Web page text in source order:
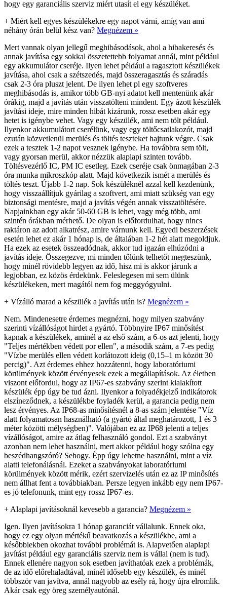
hogy egy garanciális szerviz miért utasít el egy készüléket.
+ Miért kell egyes készülékekre egy napot várni, amíg van ami
néhány órán belül kész van? Megnézem »
Mert vannak olyan jellegű meghibásodások, ahol a hibakeresés és
annak javítása egy sokkal összetettebb folyamat annál, mint például
egy akkumulátor cseréje. Ilyen lehet például a ragasztott készülékek
javítása, ahol csak a szétszedés, majd összeragasztás és száradás
csak 2-3 óra pluszt jelent. De ilyen lehet pl egy szoftveres
meghibásodás is, amikor több GB-nyi adatot kell mentenünk akár
órákig, majd a javítás után visszatölteni mindent. Egy ázott készülék
javítási ideje, mire minden hibát kizárunk, rossz esetben akár egy
hetet is igénybe vehet. Vagy egy készülék, ami nem tölt például.
Ilyenkor akkumulátort cserélünk, vagy egy töltőcsatlakozót, majd
ezután közvetlenül merülés és töltés teszteket hajtunk végre. Csak
ezek a tesztek 1-2 napot vesznek igénybe. Ha továbbra sem tölt,
vagy gyorsan merül, akkor nézzük alaplapi szinten tovább.
Töltésvezérlő IC, PM IC esetleg. Ezek cseréje csak önmagában 2-3
óra munka mikroszkóp alatt. Majd következik ismét a merülés és
töltés teszt. Újabb 1-2 nap. Sok készüléknél azzal kell kezdenünk,
hogy visszaállítjuk gyárilag a szoftvert, ami miatt szükség van egy
biztonsági mentésre, majd a javítás végén annak visszatöltésére.
Napjainkban egy akár 50-60 GB is lehet, vagy még több, ami
szintén órákban mérhető. De olyan is előfordulhat, hogy nincs
raktáron az adott alkatrész, amire várnunk kell. Egyedi beszerzések
esetén lehet ez akár 1 hónap is, de általában 1-2 hét alatt megoldjuk.
Ha ezek az esetek összeadódnak, akkor tud igazán elhúzódni a
javítás ideje. Összegezve, mi minden tőlünk telhetőt megteszünk,
hogy minél rövidebb legyen az idő, hisz mi is akkor járunk a
legjobban, ez közös érdekünk. Feleslegesen mi sem ülünk
készülékeken, mert magától nem fog meggyógyulni.
+ Vízálló marad a készülék a javítás után is? Megnézem »
Nem. Mindenesetre érdemes megnézni, hogy milyen szabvány
szerinti vízállóságot hirdet a gyártó. Többnyire IP67 minősítést
kapnak a készülékek, aminél a az első szám, a 6-os azt jelenti, hogy
"Teljes mértékben védett por ellen", a második szám, a 7-es pedig
"Vízbe merülés ellen védett korlátozott ideig (0,15–1 m között 30
percig)". Azt érdemes ehhez hozzátenni, hogy laboratóriumi
körülmények között érvényesek ezek a megállapítások. Az életben
viszont előfordul, hogy az IP67-es szabvány szerint kialakított
készülék épp úgy be tud ázni. Ilyenkor a folyadékjelző indikátorok
elszíneződnek, a készülékbe foyladék kerül, a garancia pedig nem
lesz érvényes. Az IP68-as minősítésnél a 8-as szám jelentése "Víz
alatt folyamatosan használható (a gyártó által meghatározott, 1 és 3
méter közötti mélységben)". Valójában ez az IP68 jelenti a teljes
vízállóságot, amire az átlag felhasználó gondol. Ezt a szabványt
azonban nem lehet használni, mert akkor például hogy szólna egy
beszédhangszóró? Sehogy. Épp úgy lehetne használni, mint a víz
alatti telefonálásnál. Ezeket a szabványokat laboratóriumi
körülmények között mérik, ezért szervizelés után ez az IP minősítés
nem állhat fent a továbbiakban. Persze legyen inkább egy nem IP67-
es jó telefonunk, mint egy rossz IP67-es.
+ Alaplapi javításoknál kevesebb a garancia? Megnézem »
Igen. Ilyen javításokra 1 hónap garanciát vállalunk. Ennek oka,
hogy ez egy olyan mértékű beavatkozás a készülékbe, ami a
későbbiekben okozhat további problémát is. Alapvetően alaplapi
javítást például egy garanciális szerviz nem is vállal (nem is tud).
Ennek ellenére nagyon sok esetben javíthatóak ezek a problémák,
de az idő előrehaladtával, minél idősebb egy készülék, és minél
többször van javítva, annál nagyobb az esély rá, hogy újra elromlik.
Akár csak egy öreg személyautónál.